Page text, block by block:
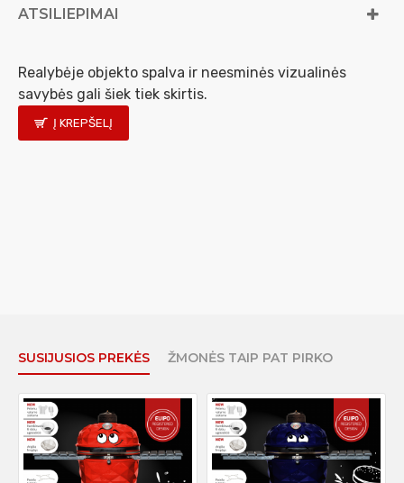
ATSILIEPIMAI
Realybėje objekto spalva ir neesminės vizualinės
savybės gali šiek tiek skirtis.
Į KREPŠELĮ
SUSIJUSIOS PREKĖS ŽMONĖS TAIP PAT PIRKO